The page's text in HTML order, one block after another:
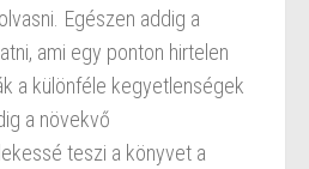
Egészen addig a
ami egy ponton hirtelen
a különféle kegyetlenségek
a növekvő
teszi a könyvet a